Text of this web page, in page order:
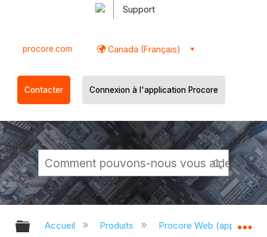
Support
procore.com Canada (Français)
Contacter Connexion à l'application Procore
Développer/réduire la hiérarchie
Accueil Produits Procore Web